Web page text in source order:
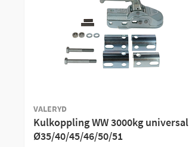
VALERYD
Kulkoppling WW 3000kg universal
Ø35/40/45/46/50/51